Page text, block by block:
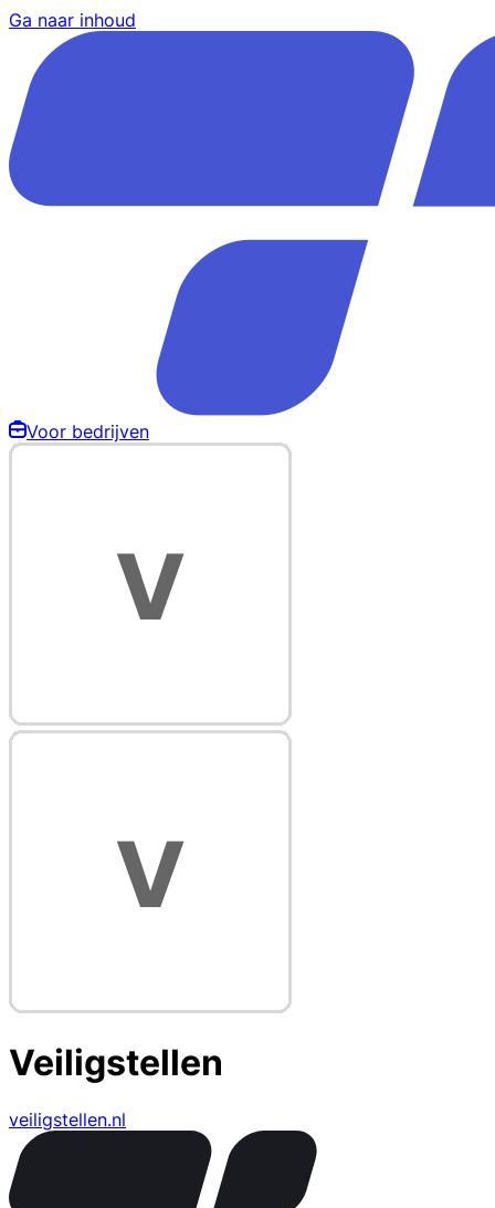
Ga naar inhoud
Voor bedrijven
Veiligstellen
veiligstellen.nl